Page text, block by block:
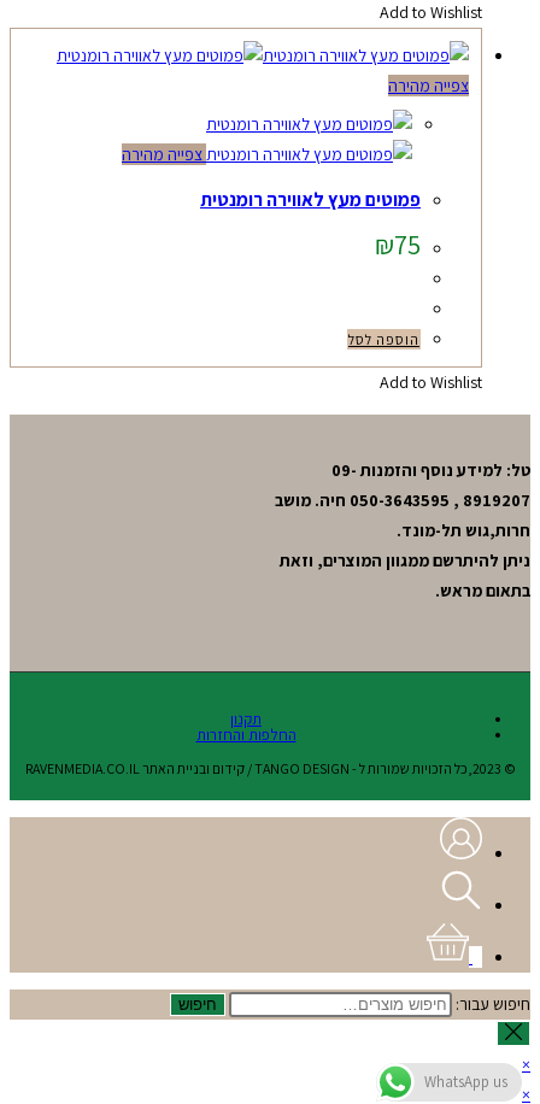
Add to Wishlist
צפייה מהירה
צפייה מהירה
פמוטים מעץ לאווירה רומנטית
₪75
הוספה לסל
Add to Wishlist
טל: למידע נוסף והזמנות 09-
8919207 , 050-3643595 חיה. מושב
חרות,גוש תל-מונד.
ניתן להיתרשם ממגוון המוצרים, וזאת
בתאום מראש.
תקנון
החלפות והחזרות
© 2023,כל הזכויות שמורות ל - TANGO DESIGN / קידום ובניית האתר RAVENMEDIA.CO.IL
חיפוש עבור: חיפוש
×
×
WhatsApp us